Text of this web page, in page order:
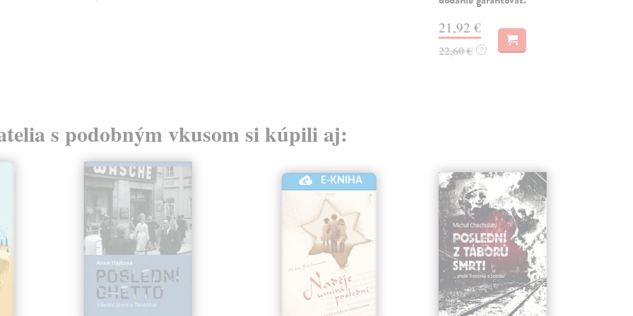
21,92 €
22,60 € ?
s podobným vkusom si kúpili aj:
E-KNIHA